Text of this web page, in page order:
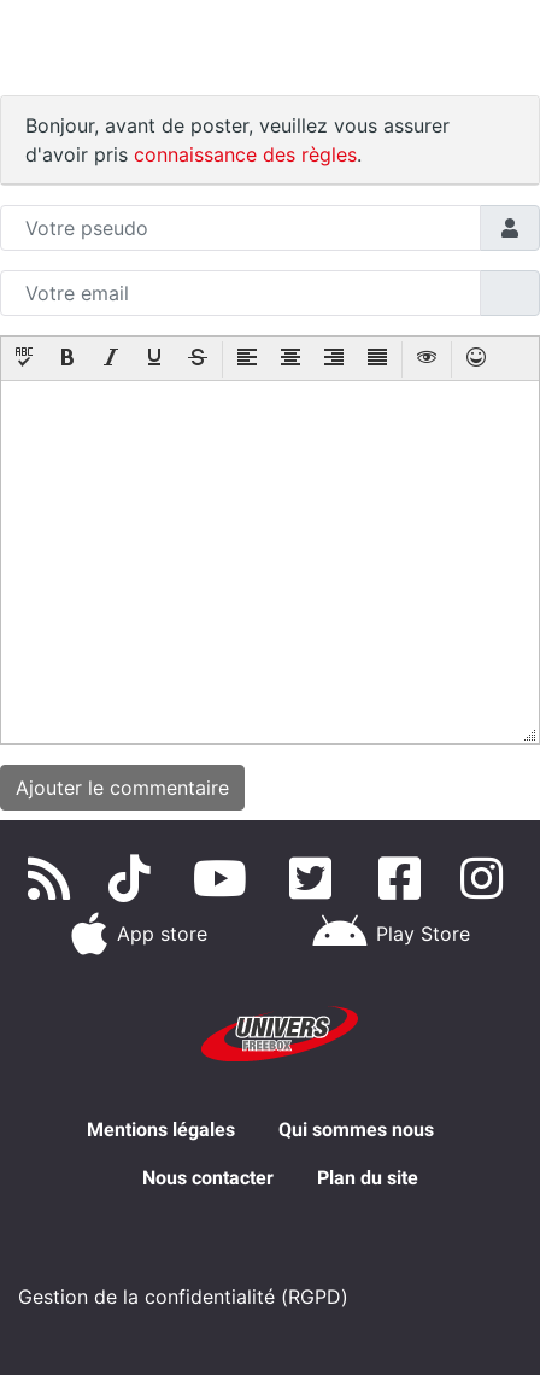
Bonjour, avant de poster, veuillez vous assurer
d'avoir pris connaissance des règles.
App store Play Store
Mentions légales Qui sommes nous
Nous contacter Plan du site
Gestion de la confidentialité (RGPD)